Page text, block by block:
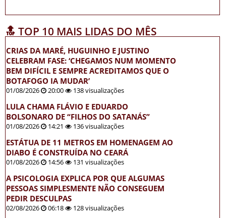
🔝 TOP 10 MAIS LIDAS DO MÊS
CRIAS DA MARÉ, HUGUINHO E JUSTINO
CELEBRAM FASE: ‘CHEGAMOS NUM MOMENTO
BEM DIFÍCIL E SEMPRE ACREDITAMOS QUE O
BOTAFOGO IA MUDAR’
01/08/2026 20:00 138 visualizações
LULA CHAMA FLÁVIO E EDUARDO
BOLSONARO DE “FILHOS DO SATANÁS”
01/08/2026 14:21 136 visualizações
ESTÁTUA DE 11 METROS EM HOMENAGEM AO
DIABO É CONSTRUÍDA NO CEARÁ
01/08/2026 14:56 131 visualizações
A PSICOLOGIA EXPLICA POR QUE ALGUMAS
PESSOAS SIMPLESMENTE NÃO CONSEGUEM
PEDIR DESCULPAS
02/08/2026 06:18 128 visualizações